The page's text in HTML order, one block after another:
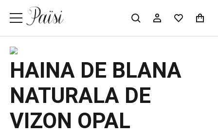
HAINA DE BLANA
NATURALA DE
VIZON OPAL